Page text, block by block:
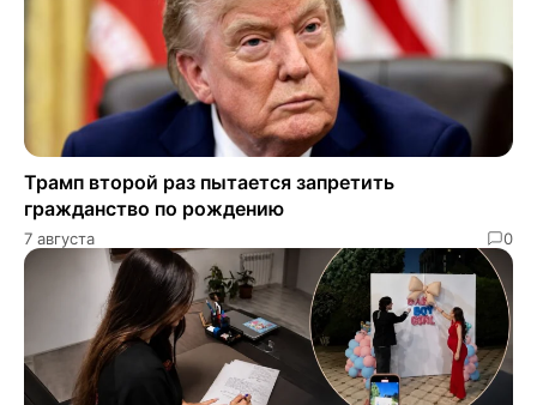
Трамп второй раз пытается запретить
гражданство по рождению
7 августа 0